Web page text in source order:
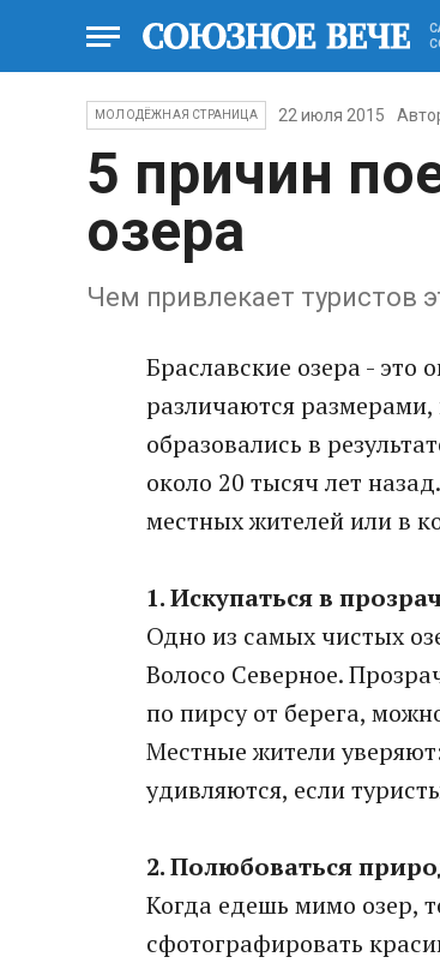
МОЛОДЁЖНАЯ СТРАНИЦА 22 июля 2015
5 причин
озера
Чем привлекает туристов
Браславские озера - это
различаются
образовались в
около 20 тысяч лет
местных жителей или в
1. Искупаться в
Одно из самых чистых
Волосо Северное.
по пирсу от берега,
Местные жители
удивляются, если
2. Полюбоваться
Когда едешь мимо озер,
сфотографировать